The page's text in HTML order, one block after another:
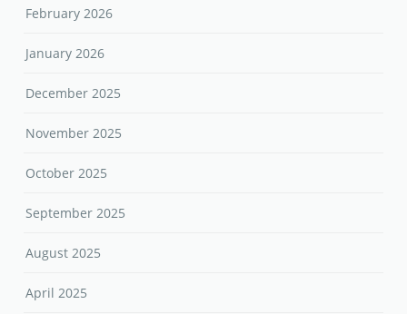
February 2026
January 2026
December 2025
November 2025
October 2025
September 2025
August 2025
April 2025